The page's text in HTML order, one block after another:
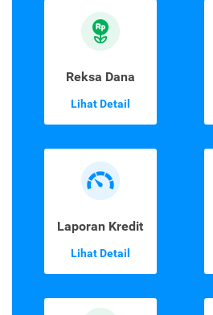
Reksa Dana
Lihat Detail
Laporan Kredit
Lihat Detail